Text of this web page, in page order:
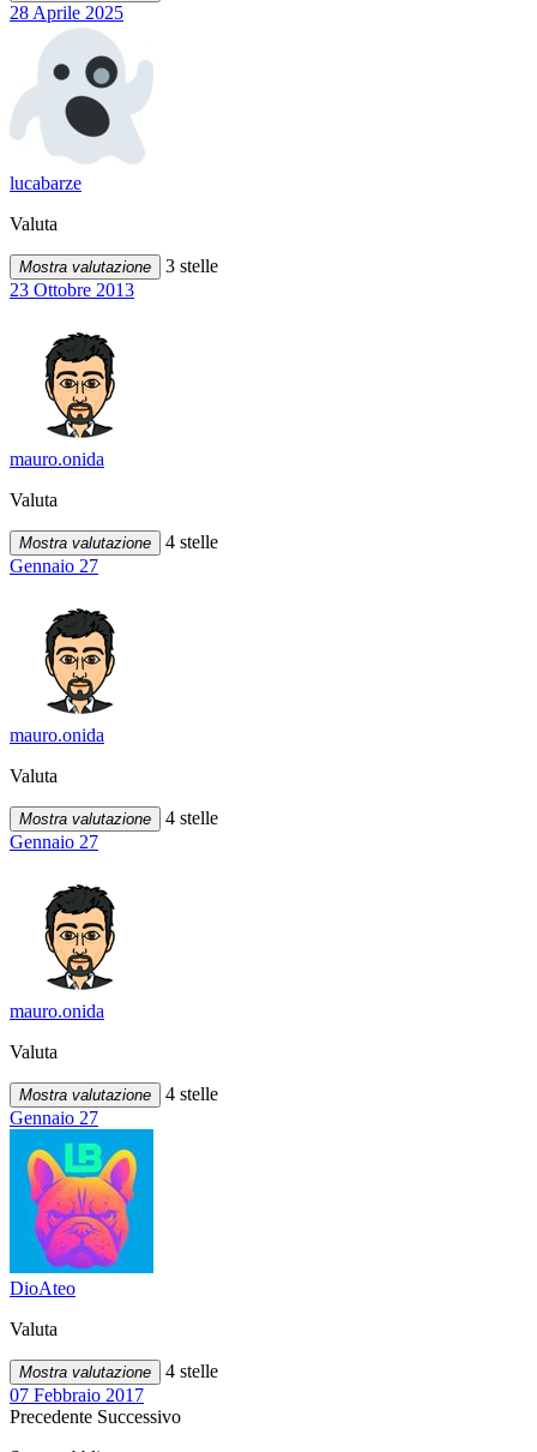
28 Aprile 2025
lucabarze
Valuta
Mostra valutazione
3 stelle
23 Ottobre 2013
mauro.onida
Valuta
Mostra valutazione
4 stelle
Gennaio 27
mauro.onida
Valuta
Mostra valutazione
4 stelle
Gennaio 27
mauro.onida
Valuta
Mostra valutazione
4 stelle
Gennaio 27
DioAteo
Valuta
Mostra valutazione
4 stelle
07 Febbraio 2017
Precedente Successivo